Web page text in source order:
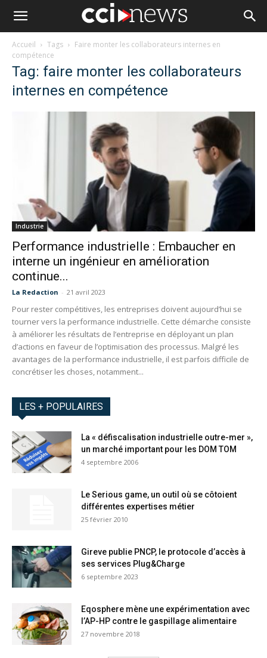
Accueil Tags
Faire monter les collaborateurs internes en
compétence
Tag: faire monter les collaborateurs
internes en compétence
Industrie
Performance industrielle : Embaucher en
interne un ingénieur en amélioration
continue...
La Redaction - 21 avril 2023
Pour rester compétitives, les entreprises doivent aujourd’hui se
tourner vers la performance industrielle. Cette démarche consiste
à améliorer les résultats de l’entreprise en déployant un plan
d’actions en faveur de l’optimisation des processus. Malgré les
avantages de la performance industrielle, il est parfois difficile de
concrétiser les choses, notamment...
LES + POPULAIRES
La « défiscalisation industrielle outre-mer »,
un marché important pour les DOM TOM
4 septembre 2006
Le Serious game, un outil où se côtoient
différentes expertises métier
25 février 2010
Gireve publie PNCP, le protocole d’accès à
ses services Plug&Charge
6 septembre 2023
Eqosphere mène une expérimentation avec
l’AP-HP contre le gaspillage alimentaire
27 novembre 2018